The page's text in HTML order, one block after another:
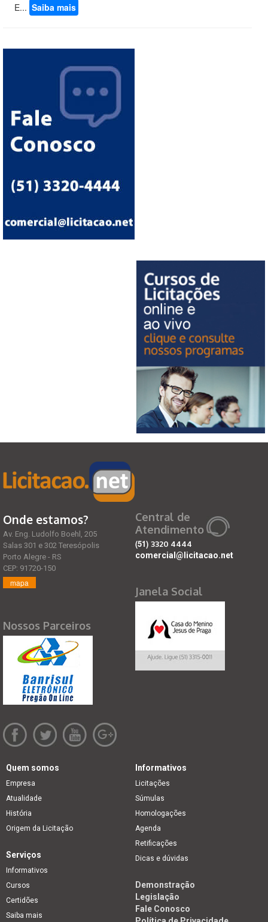
E... Saiba mais
Onde estamos?
Av. Eng. Ludolfo Boehl, 205
Salas 301 e 302 Teresópolis
Porto Alegre - RS
CEP: 91720-150
mapa
Nossos Parceiros
Central de
Atendimento
(51) 3320 4444
comercial@licitacao.net
Janela Social
Quem somos
Empresa
Atualidade
História
Origem da Licitação
Informativos
Licitações
Súmulas
Homologações
Agenda
Retificações
Dicas e dúvidas
Serviços
Informativos
Cursos
Certidões
Saiba mais
Demonstração
Legislação
Fale Conosco